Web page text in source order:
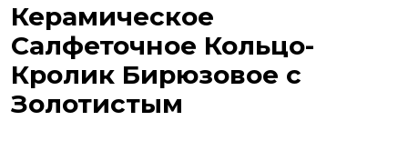
Керамическое
Салфеточное Кольцо-
Кролик Бирюзовое с
Золотистым